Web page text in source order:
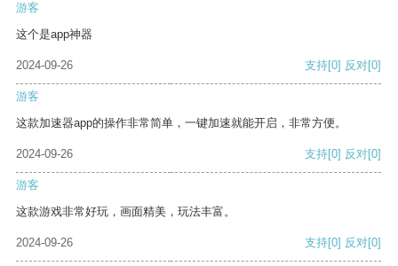
游客
这个是app神器
2024-09-26 支持[0] 反对[0]
游客
这款加速器app的操作非常简单，一键加速就能开启，非常方便。
2024-09-26 支持[0] 反对[0]
游客
这款游戏非常好玩，画面精美，玩法丰富。
2024-09-26 支持[0] 反对[0]